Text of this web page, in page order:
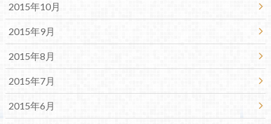
2015年10月
2015年9月
2015年8月
2015年7月
2015年6月